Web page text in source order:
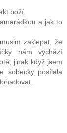
boží.
a jak to
zaklepat, že
nám vychází
jinak když jsem
sobecky posílala